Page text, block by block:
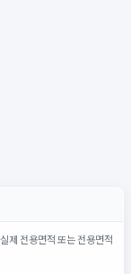
제 전용면적 또는 전용면적